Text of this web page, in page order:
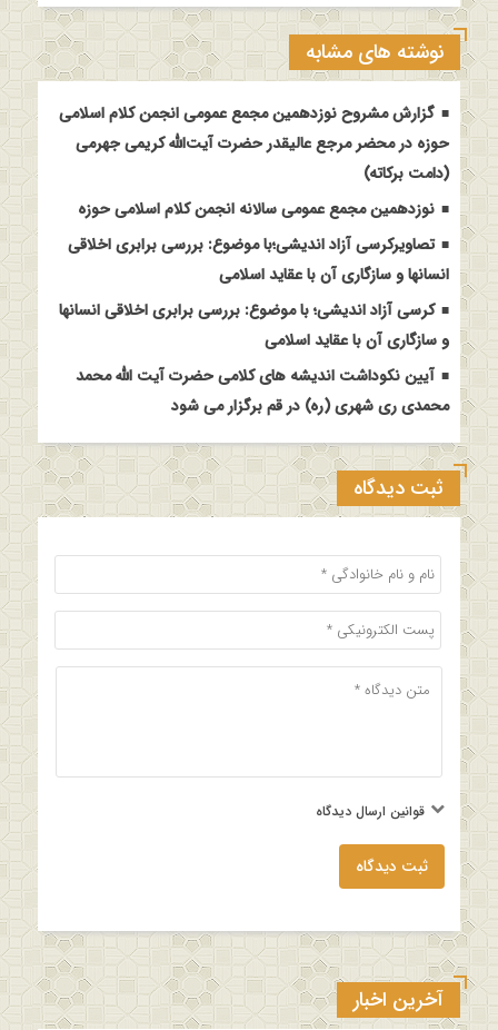
نوشته های مشابه
گزارش مشروح نوزدهمین مجمع عمومی انجمن کلام اسلامی
حوزه در محضر مرجع عالیقدر حضرت آیت‌الله کریمی جهرمی
(دامت برکاته)
نوزدهمین مجمع عمومی سالانه انجمن کلام اسلامی حوزه
تصاویرکرسی آزاد اندیشی؛با موضوع: بررسی برابری اخلاقی
انسانها و سازگاری آن با عقاید اسلامی
کرسی آزاد اندیشی؛ با موضوع: بررسی برابری اخلاقی انسانها
و سازگاری آن با عقاید اسلامی
آیین نکوداشت اندیشه های کلامی حضرت آیت الله محمد
محمدی ری شهری (ره) در قم برگزار می شود
ثبت دیدگاه
قوانین ارسال دیدگاه
ثبت دیدگاه
آخرین اخبار